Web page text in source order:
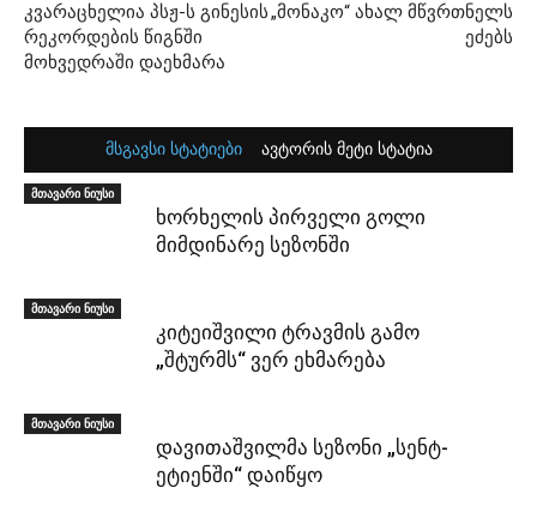
კვარაცხელია პსჟ-ს გინესის
რეკორდების წიგნში
მოხვედრაში დაეხმარა
„მონაკო“ ახალ მწვრთნელს
ეძებს
მსგავსი სტატიები ავტორის მეტი სტატია
მთავარი ნიუსი
ხორხელის პირველი გოლი
მიმდინარე სეზონში
მთავარი ნიუსი
კიტეიშვილი ტრავმის გამო
„შტურმს“ ვერ ეხმარება
მთავარი ნიუსი
დავითაშვილმა სეზონი „სენტ-
ეტიენში“ დაიწყო